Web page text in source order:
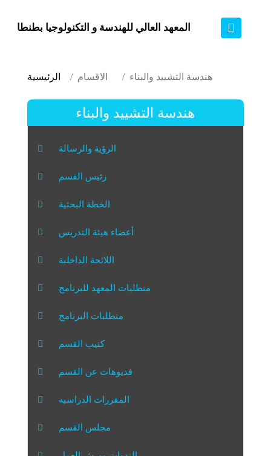
المعهد العالي للهندسة و التكنولوجيا بطنطا
الرئيسية الاقسام هندسة التشييد والبناء
هندسة التشييد والبناء
الرؤية والرسالة
رئيس القسم
الخطة البحثية
أعضاء هيئة التدريس
اللائحة الداخلية
متطلبات المعهد للبرنامج
متطلبات البرنامج
كتيب القسم
فديوهات عن القسم
المقررات الدراسيه
مجلس القسم